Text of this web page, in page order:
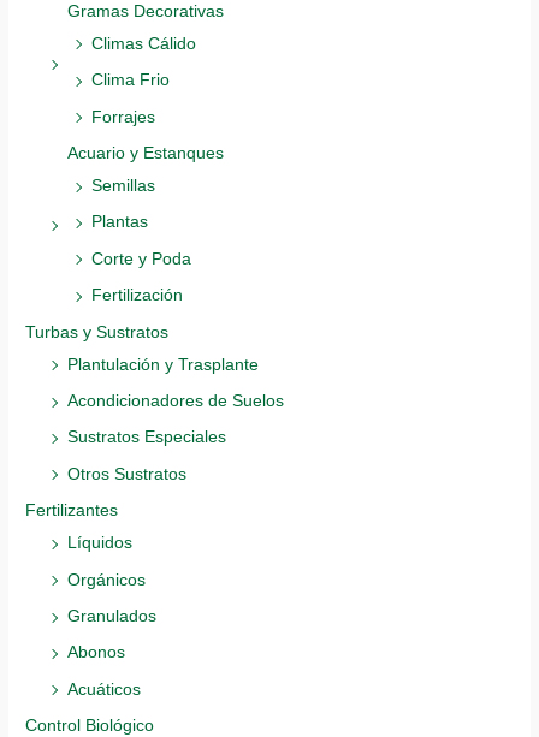
Gramas Decorativas
Climas Cálido
Clima Frio
Forrajes
Acuario y Estanques
Semillas
Plantas
Corte y Poda
Fertilización
Turbas y Sustratos
Plantulación y Trasplante
Acondicionadores de Suelos
Sustratos Especiales
Otros Sustratos
Fertilizantes
Líquidos
Orgánicos
Granulados
Abonos
Acuáticos
Control Biológico